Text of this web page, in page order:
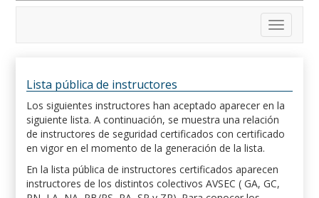
Lista pública de instructores
Los siguientes instructores han aceptado aparecer en la
siguiente lista. A continuación, se muestra una relación
de instructores de seguridad certificados con certificado
en vigor en el momento de la generación de la lista.
En la lista pública de instructores certificados aparecen
instructores de los distintos colectivos AVSEC ( GA, GC,